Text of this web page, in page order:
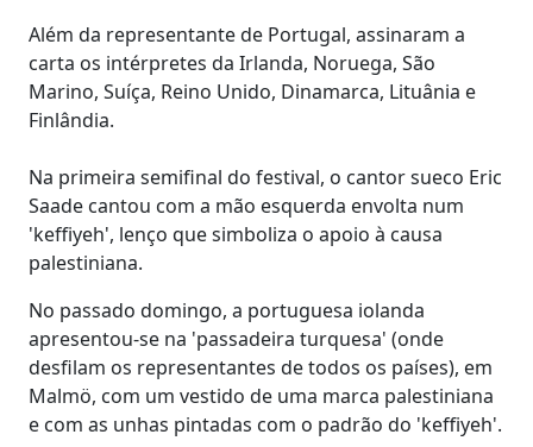
Além da representante de Portugal, assinaram a
carta os intérpretes da Irlanda, Noruega, São
Marino, Suíça, Reino Unido, Dinamarca, Lituânia e
Finlândia.
Na primeira semifinal do festival, o cantor sueco Eric
Saade cantou com a mão esquerda envolta num
'keffiyeh', lenço que simboliza o apoio à causa
palestiniana.
No passado domingo, a portuguesa iolanda
apresentou-se na 'passadeira turquesa' (onde
desfilam os representantes de todos os países), em
Malmö, com um vestido de uma marca palestiniana
e com as unhas pintadas com o padrão do 'keffiyeh'.